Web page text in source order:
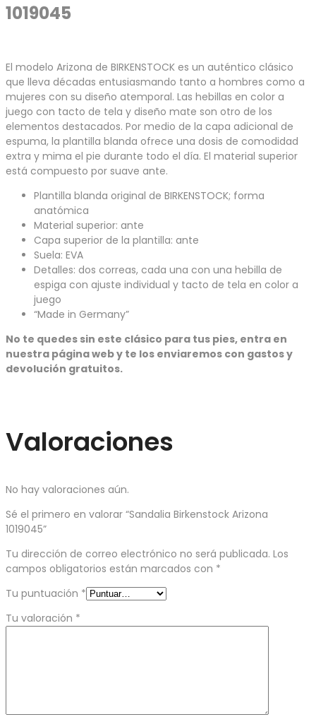
1019045
El modelo Arizona de BIRKENSTOCK es un auténtico clásico
que lleva décadas entusiasmando tanto a hombres como a
mujeres con su diseño atemporal. Las hebillas en color a
juego con tacto de tela y diseño mate son otro de los
elementos destacados. Por medio de la capa adicional de
espuma, la plantilla blanda ofrece una dosis de comodidad
extra y mima el pie durante todo el día. El material superior
está compuesto por suave ante.
Plantilla blanda original de BIRKENSTOCK; forma
anatómica
Material superior: ante
Capa superior de la plantilla: ante
Suela: EVA
Detalles: dos correas, cada una con una hebilla de
espiga con ajuste individual y tacto de tela en color a
juego
“Made in Germany”
No te quedes sin este clásico para tus pies, entra en
nuestra página web y te los enviaremos con gastos y
devolución gratuitos.
Valoraciones
No hay valoraciones aún.
Sé el primero en valorar “Sandalia Birkenstock Arizona
1019045”
Tu dirección de correo electrónico no será publicada. Los
campos obligatorios están marcados con *
Tu puntuación *
Tu valoración *